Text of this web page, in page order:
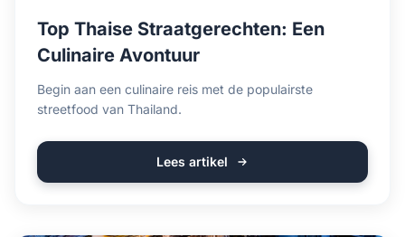
Top Thaise Straatgerechten: Een
Culinaire Avontuur
Begin aan een culinaire reis met de populairste
streetfood van Thailand.
Lees artikel